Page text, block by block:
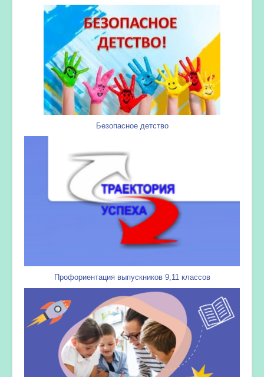
Безопасное детство
Профориентация выпускников 9,11 классов